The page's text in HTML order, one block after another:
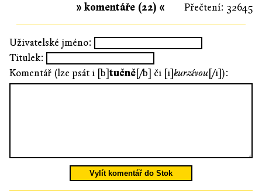
Přečtení: 32645
» komentáře (22) «
Uživatelské jméno:
Titulek:
Komentář (lze psát i [b]tučně[/b] či [i]kurzívou[/i]):
Vylít komentář do Stok